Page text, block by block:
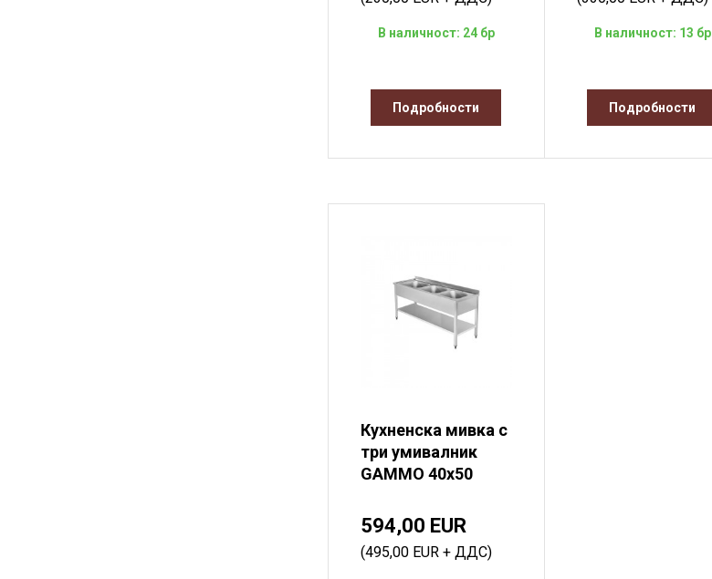
В наличност: 24 бр
Подробности
В наличност: 13 бр
Подробности
Кухненска мивка с
три умивалник
GAMMO 40x50
594,00 EUR
(495,00 EUR + ДДС)